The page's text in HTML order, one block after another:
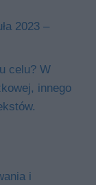
2023 –
celu? W
innego
i